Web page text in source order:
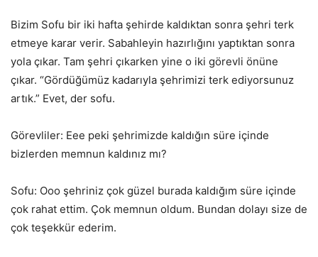
Bizim Sofu bir iki hafta şehirde kaldıktan sonra şehri terk
etmeye karar verir. Sabahleyin hazırlığını yaptıktan sonra
yola çıkar. Tam şehri çıkarken yine o iki görevli önüne
çıkar. “Gördüğümüz kadarıyla şehrimizi terk ediyorsunuz
artık.” Evet, der sofu.
Görevliler: Eee peki şehrimizde kaldığın süre içinde
bizlerden memnun kaldınız mı?
Sofu: Ooo şehriniz çok güzel burada kaldığım süre içinde
çok rahat ettim. Çok memnun oldum. Bundan dolayı size de
çok teşekkür ederim.